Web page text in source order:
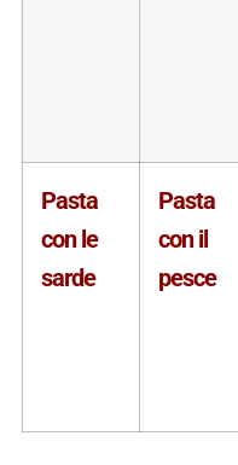
Pasta
con le
sarde
Pasta
con il
pesce